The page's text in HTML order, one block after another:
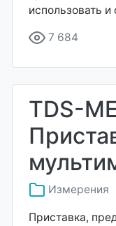
использовать
7 684
TDS-
Измерения
Приставка,